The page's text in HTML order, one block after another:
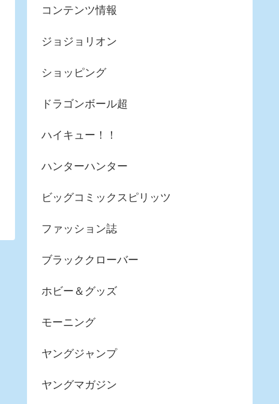
コンテンツ情報
ジョジョリオン
ショッピング
ドラゴンボール超
ハイキュー！！
ハンターハンター
ビッグコミックスピリッツ
ファッション誌
ブラッククローバー
ホビー＆グッズ
モーニング
ヤングジャンプ
ヤングマガジン